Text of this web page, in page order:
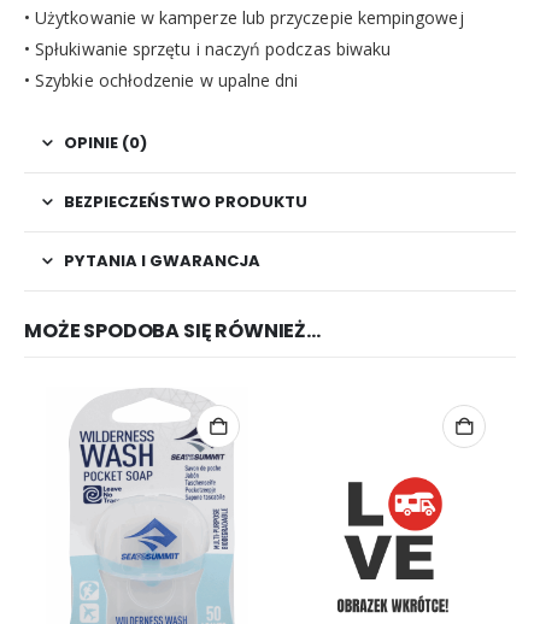
• Użytkowanie w kamperze lub przyczepie kempingowej
• Spłukiwanie sprzętu i naczyń podczas biwaku
• Szybkie ochłodzenie w upalne dni
OPINIE (0)
BEZPIECZEŃSTWO PRODUKTU
PYTANIA I GWARANCJA
MOŻE SPODOBA SIĘ RÓWNIEŻ…